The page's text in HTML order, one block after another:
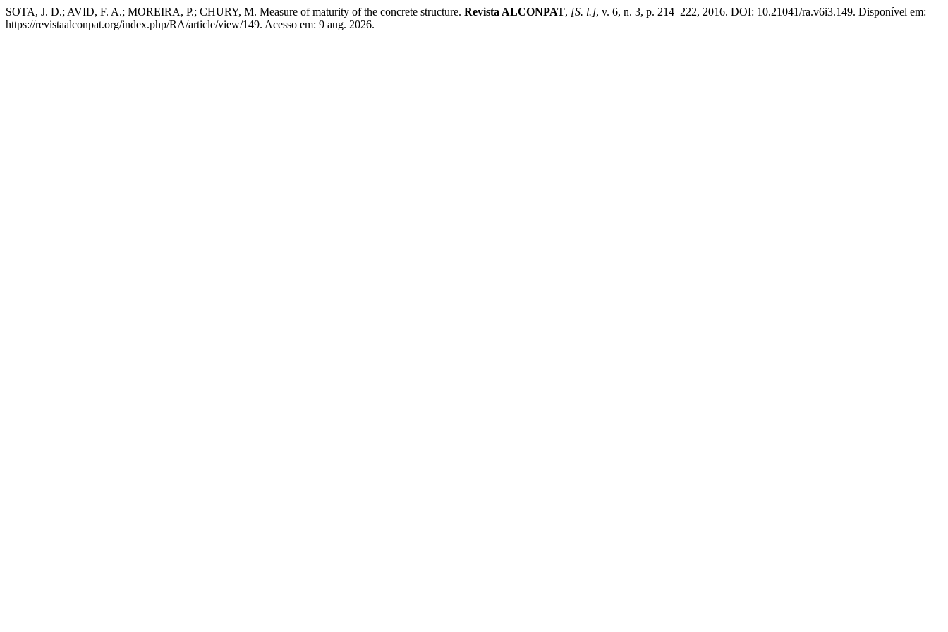
SOTA, J. D.; AVID, F. A.; MOREIRA, P.; CHURY, M. Measure of maturity of the concrete structure. Revista ALCONPAT, [S. l.], v. 6, n. 3, p. 214–222, 2016. DOI: 10.21041/ra.v6i3.149. Disponível em:
https://revistaalconpat.org/index.php/RA/article/view/149. Acesso em: 9 aug. 2026.